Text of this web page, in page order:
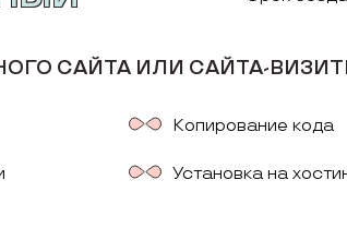
САЙТА ИЛИ САЙТА-
Копирование кода
Установка на